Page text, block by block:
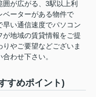
が広がる、3駅以上利
ベーターがある物件で
い通信速度でパソコン
地域の賃貸情報をご提
やご要望などございま
わせ下さい。
すめポイント)